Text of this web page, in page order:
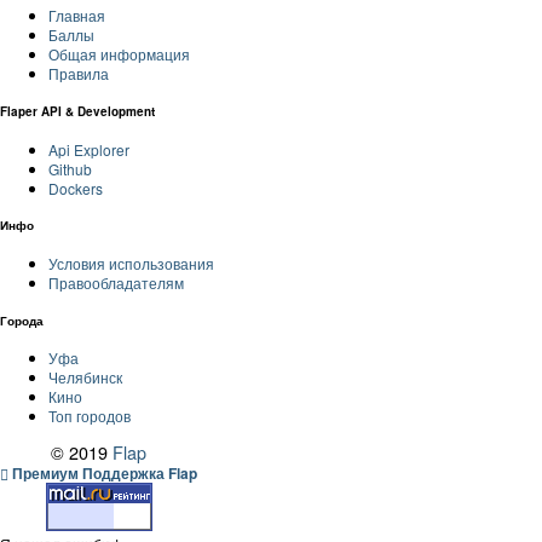
Главная
Баллы
Общая информация
Правила
Flaper API & Development
Api Explorer
Github
Dockers
Инфо
Условия использования
Правообладателям
Города
Уфа
Челябинск
Кино
Топ городов
© 2019 Flap
Премиум Поддержка Flap